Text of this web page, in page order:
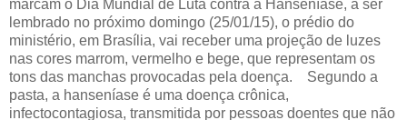
marcam o Dia Mundial de Luta contra a Hanseníase, a ser
lembrado no próximo domingo (25/01/15), o prédio do
ministério, em Brasília, vai receber uma projeção de luzes
nas cores marrom, vermelho e bege, que representam os
tons das manchas provocadas pela doença. Segundo a
pasta, a hanseníase é uma doença crônica,
infectocontagiosa, transmitida por pessoas doentes que não